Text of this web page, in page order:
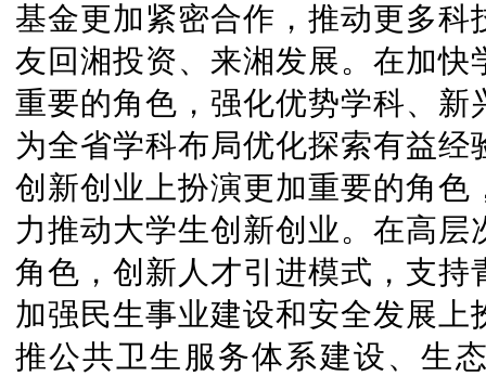
基金更加紧密合作，推动更多
友回湘投资、来湘发展。在加
重要的角色，强化优势学科、
为全省学科布局优化探索有益
创新创业上扮演更加重要的角
力推动大学生创新创业。在高
角色，创新人才引进模式，支
加强民生事业建设和安全发展
推公共卫生服务体系建设、生